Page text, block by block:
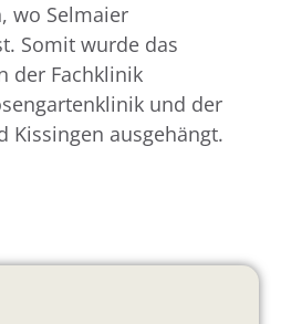
wo Selmaier
Somit wurde das
der Fachklinik
und der
Kissingen ausgehängt.